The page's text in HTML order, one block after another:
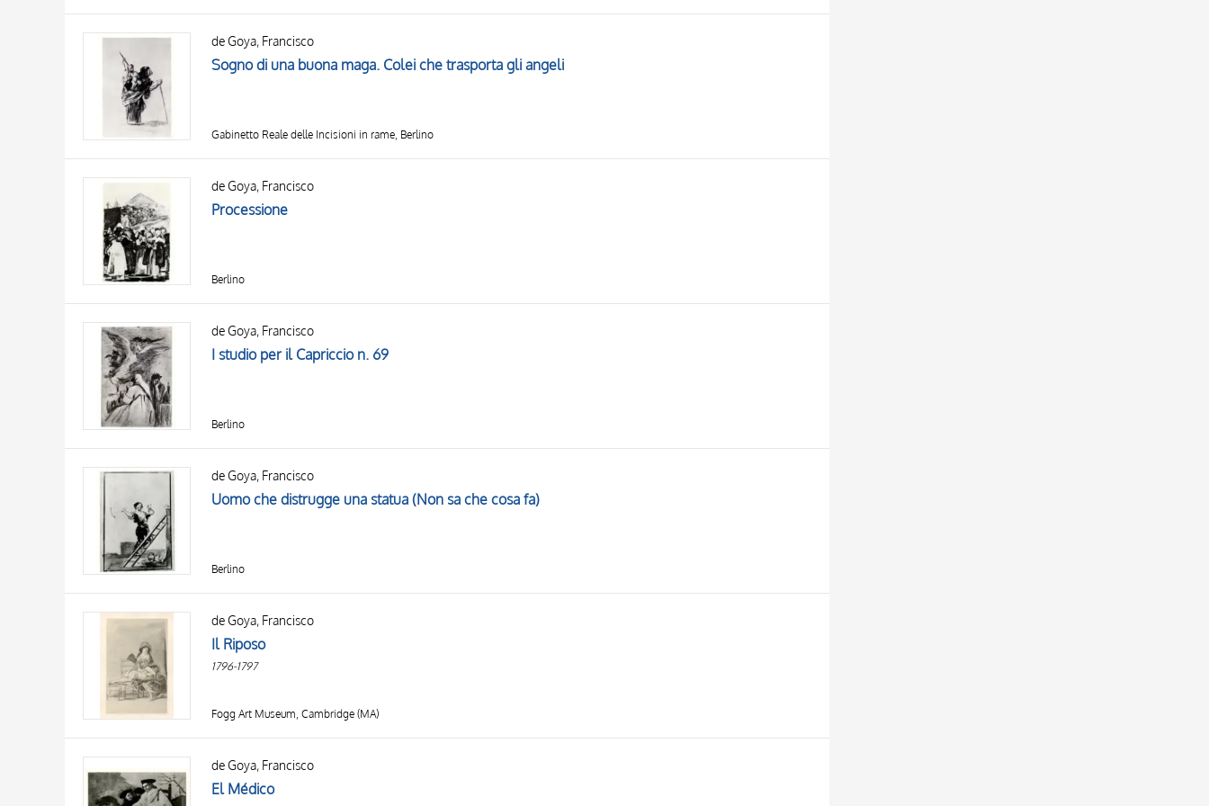
de Goya, Francisco
Sogno di una buona maga. Colei che trasporta gli angeli
Gabinetto Reale delle Incisioni in rame, Berlino
de Goya, Francisco
Processione
Berlino
de Goya, Francisco
I studio per il Capriccio n. 69
Berlino
de Goya, Francisco
Uomo che distrugge una statua (Non sa che cosa fa)
Berlino
de Goya, Francisco
Il Riposo
1796-1797
Fogg Art Museum, Cambridge (MA)
de Goya, Francisco
El Médico